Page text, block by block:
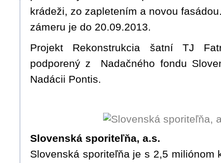
krádeži, zo zapletením a novou
zámeru je do 20.09.2013.
Projekt Rekonstrukcia šatní TJ
podporený z Nadačného fondu
Nadácii Pontis.
Slovenská sporiteľňa, a.s.
Slovenská sporiteľňa je s 2,5 miliónom